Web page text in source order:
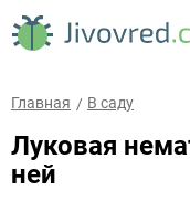
Главная В саду
Луковая
ней